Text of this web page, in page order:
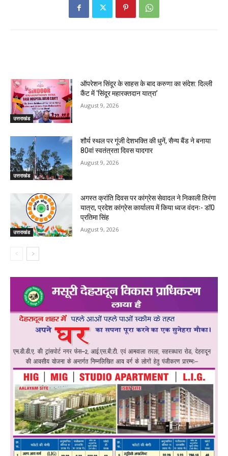
उत्तराखंड
ऑपरेशन सिंदूर के साहस के बाद करुणा का संदेश: दिल्ली
कैंट में ‘सिंदूर महारक्तदान यात्रा’
August 9, 2026
उत्तराखंड
शौर्य स्थल पर गूंजी देशभक्ति की धुनें, सैन्य बैंड ने बनाया
80वां स्वतंत्रता दिवस यादगार
August 9, 2026
उत्तराखंड
अगस्त क्रांति दिवस पर कांग्रेस सेवादल ने निकाली तिरंगा
यात्रा, प्रदेश कांग्रेस कार्यालय में किया ध्वज वंदनः- डॉ0
प्रतिमा सिंह
August 9, 2026